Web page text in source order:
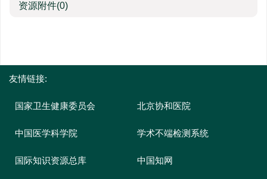
资源附件(0)
友情链接:
国家卫生健康委员会 北京协和医院
中国医学科学院 学术不端检测系统
国际知识资源总库 中国知网